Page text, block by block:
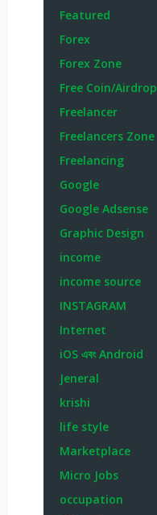
Featured
Forex
Forex Zone
Free Coin/Airdrop
Freelancer
Freelancers Zone
Freelancing
Google
Google Adsense
Graphic Design
income
income source
INSTAGRAM
Internet
iOS এবং Android
Jeneral
krishi
life style
Marketplace
Micro Jobs
occupation